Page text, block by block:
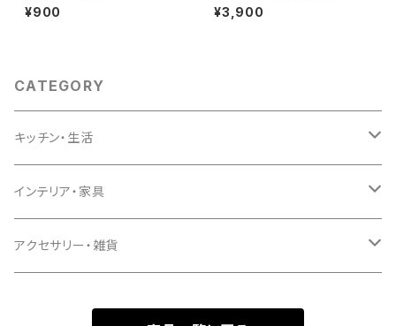
¥900 ¥3,900
CATEGORY
キッチン・生活
キッチン
生活
インテリア・家具
インテリア
アクセサリー・雑貨